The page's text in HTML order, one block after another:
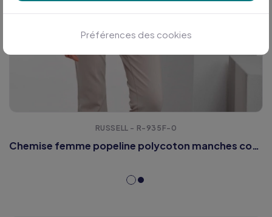
RUSSELL - R-935F-0
Chemise femme popeline polycoton manches courtes
Préférences des cookies